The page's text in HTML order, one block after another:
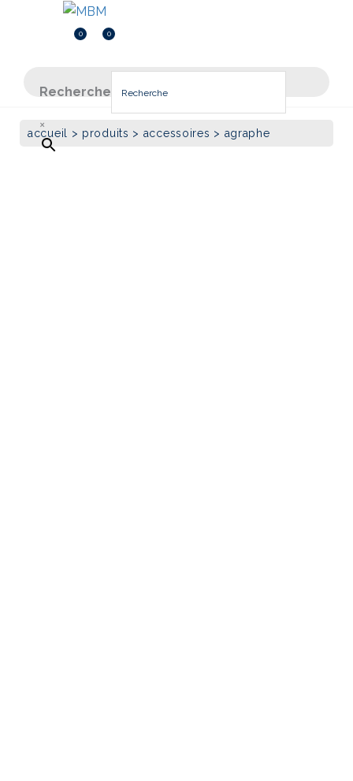
Inscription
0 0
0.000
Recherche
×
accueil > produits > accessoires > agraphe